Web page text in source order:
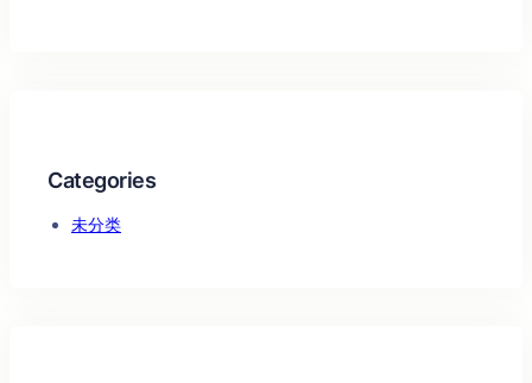
Categories
未分类